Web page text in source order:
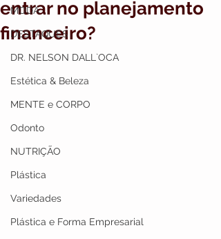
MODA
DESTAQUES
DR. NELSON DALL`OCA
Estética & Beleza
MENTE e CORPO
Odonto
NUTRIÇÃO
Plástica
Variedades
Plástica e Forma Empresarial
entrar no planejamento
financeiro?